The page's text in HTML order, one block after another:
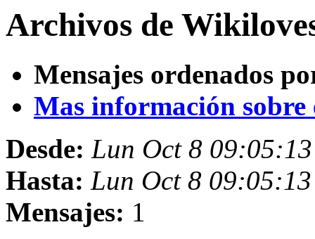
Archivos de
Mensajes ordenados
Mas información sobre
Desde: Lun Oct 8
Hasta: Lun Oct 8
Mensajes: 1